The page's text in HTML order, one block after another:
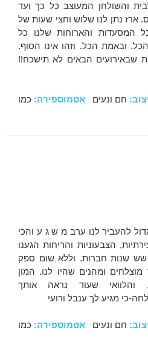
והשולחן המעוצב כל כך ועד
ארז נתן לנו שלוש וחצי שעות של
המסעדות והארוחות שלנו כל
ובאמת הכל. וזהו אינו הסוף.
שבאירועים הבאים לא תישכח!!
חם ונעים אטמוספירה: כמו
להעביר לנו ערב מ ש ג ע והכי
הצבעוניות והריחות הגענו
שש שנות חברות. וללא שום ספק
ומהנים שהיו לנו. המון
שעוד נראה אותך
כי מגיע לך ענבל ורועי
חם ונעים אטמוספירה: כמו